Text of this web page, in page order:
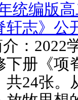
统编版
轩志》公
：2022
下册《项
共24张。